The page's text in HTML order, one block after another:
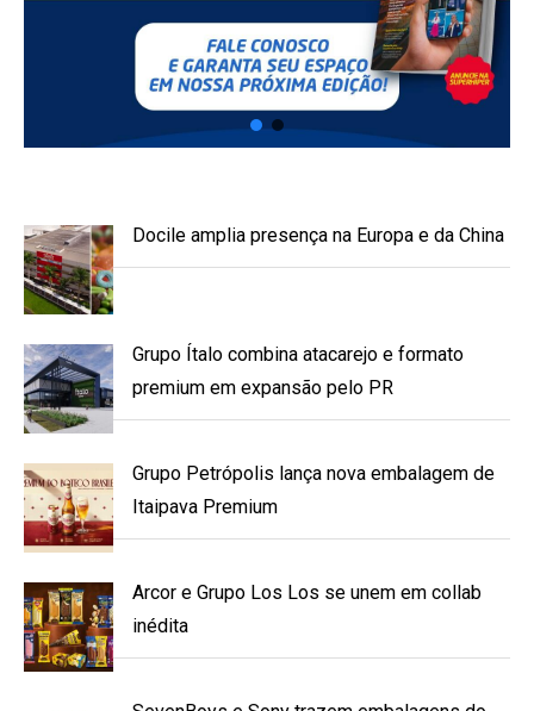
Docile amplia presença na Europa e da China
Grupo Ítalo combina atacarejo e formato
premium em expansão pelo PR
Grupo Petrópolis lança nova embalagem de
Itaipava Premium
Arcor e Grupo Los Los se unem em collab
inédita